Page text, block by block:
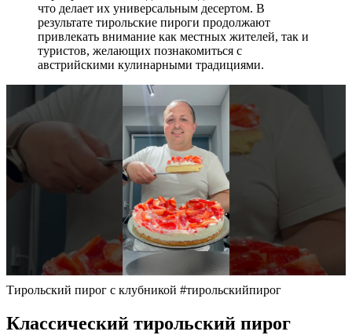
что делает их универсальным десертом. В
результате тирольские пироги продолжают
привлекать внимание как местных жителей, так и
туристов, желающих познакомиться с
австрийскими кулинарными традициями.
Тирольский пирог с клубникой #тирольскийпирог
Классический тирольский пирог